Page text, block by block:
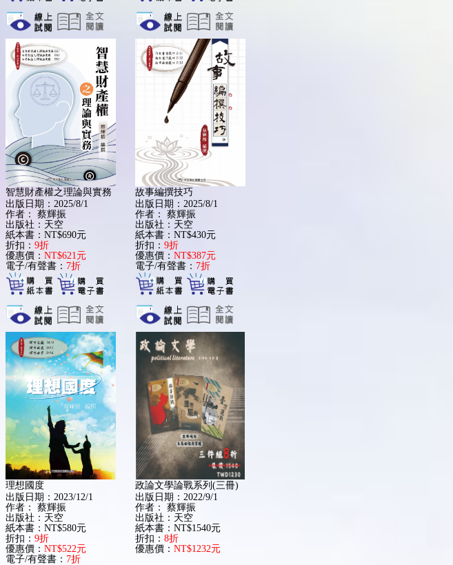
智慧財產權之理論與實務
出版日期：2025/8/1
作者：
蔡輝振
出版社：天空
紙本書：NT$690元
折扣： 9折
優惠價： NT$621元
電子/有聲書： 7折
故事編撰技巧
出版日期：2025/8/1
作者：
蔡輝振
出版社：天空
紙本書：NT$430元
折扣： 9折
優惠價： NT$387元
電子/有聲書： 7折
理想國度
出版日期：2023/12/1
作者：
蔡輝振
出版社：天空
紙本書：NT$580元
折扣： 9折
優惠價： NT$522元
電子/有聲書： 7折
政論文學論戰系列(三冊)
出版日期：2022/9/1
作者：
蔡輝振
出版社：天空
紙本書：NT$1540元
折扣： 8折
優惠價： NT$1232元